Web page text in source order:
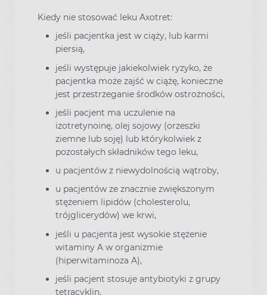
Kiedy nie stosować leku Axotret:
jeśli pacjentka jest w ciąży, lub karmi
piersią,
jeśli występuje jakiekolwiek ryzyko, że
pacjentka może zajść w ciążę, konieczne
jest przestrzeganie środków ostrożności,
jeśli pacjent ma uczulenie na
izotretynoinę, olej sojowy (orzeszki
ziemne lub soję) lub którykolwiek z
pozostałych składników tego leku,
u pacjentów z niewydolnością wątroby,
u pacjentów ze znacznie zwiększonym
stężeniem lipidów (cholesterolu,
trójglicerydów) we krwi,
jeśli u pacjenta jest wysokie stężenie
witaminy A w organizmie
(hiperwitaminoza A),
jeśli pacjent stosuje antybiotyki z grupy
tetracyklin.